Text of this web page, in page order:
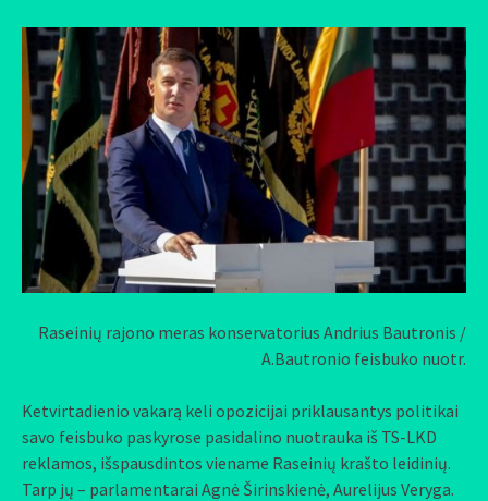
Raseinių rajono meras konservatorius Andrius Bautronis /
A.Bautronio feisbuko nuotr.
Ketvirtadienio vakarą keli opozicijai priklausantys politikai
savo feisbuko paskyrose pasidalino nuotrauka iš TS-LKD
reklamos, išspausdintos viename Raseinių krašto leidinių.
Tarp jų – parlamentarai Agnė Širinskienė, Aurelijus Veryga.